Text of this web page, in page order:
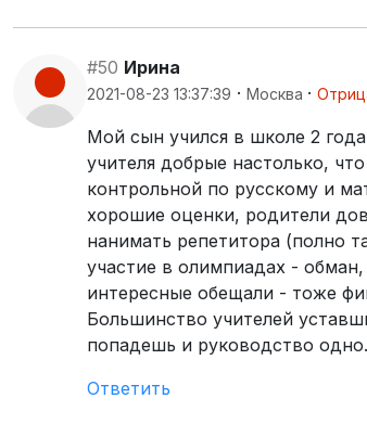
#50 Ирина
2021-08-23 13:37:39 · Москва ·
Мой сын учился в школе 2
учителя добрые настолько,
контрольной по русскому и
хорошие оценки, родители
нанимать репетитора (полно
участие в олимпиадах -
интересные обещали - тоже
Большинство учителей
попадешь и руководство
Ответить